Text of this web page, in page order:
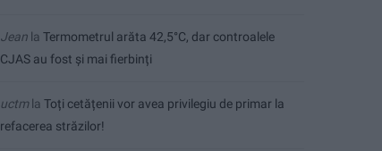
Jean la Termometrul arăta 42,5°C, dar controalele
CJAS au fost și mai fierbinți
uctmla Toți cetățenii vor avea privilegiu de primar la
refacerea străzilor!